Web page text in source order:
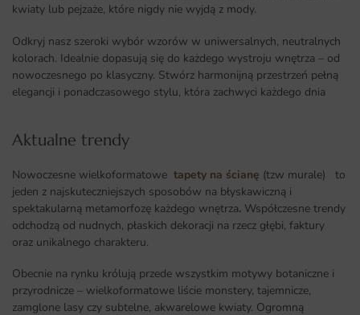
kwiaty lub pejzaże, które nigdy nie wyjdą z mody.
Odkryj nasz szeroki wybór wzorów w uniwersalnych, neutralnych
kolorach. Idealnie dopasują się do każdego wystroju wnętrza – od
nowoczesnego po klasyczny. Stwórz harmonijną przestrzeń pełną
elegancji i ponadczasowego stylu, która zachwyci każdego dnia
Aktualne trendy​
Nowoczesne wielkoformatowe tapety na ścianę (tzw murale) to
jeden z najskuteczniejszych sposobów na błyskawiczną i
spektakularną metamorfozę każdego wnętrza. Współczesne trendy
odchodzą od nudnych, płaskich dekoracji na rzecz głębi, faktury
oraz unikalnego charakteru.
Obecnie na rynku królują przede wszystkim motywy botaniczne i
przyrodnicze – wielkoformatowe liście monstery, tajemnicze,
zamglone lasy czy subtelne, akwarelowe kwiaty. Ogromną